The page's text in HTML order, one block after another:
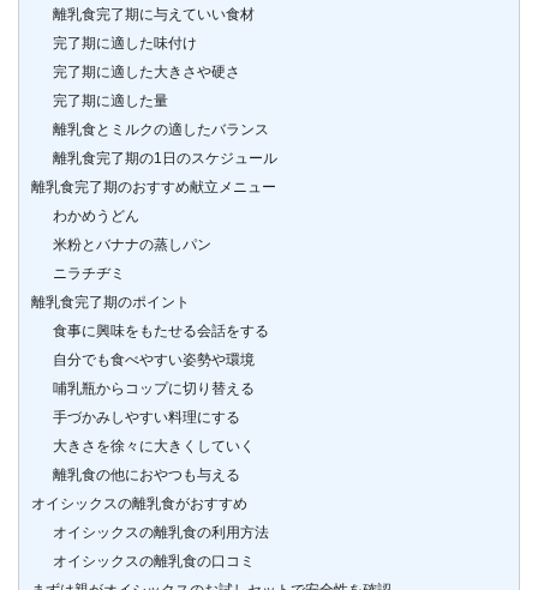
離乳食完了期に与えていい食材
完了期に適した味付け
完了期に適した大きさや硬さ
完了期に適した量
離乳食とミルクの適したバランス
離乳食完了期の1日のスケジュール
離乳食完了期のおすすめ献立メニュー
わかめうどん
米粉とバナナの蒸しパン
ニラチヂミ
離乳食完了期のポイント
食事に興味をもたせる会話をする
自分でも食べやすい姿勢や環境
哺乳瓶からコップに切り替える
手づかみしやすい料理にする
大きさを徐々に大きくしていく
離乳食の他におやつも与える
オイシックスの離乳食がおすすめ
オイシックスの離乳食の利用方法
オイシックスの離乳食の口コミ